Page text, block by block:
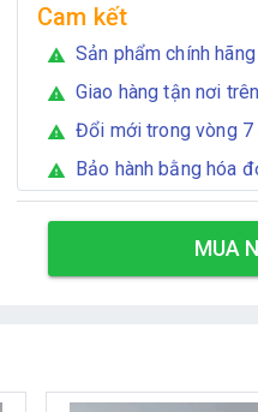
Cam kết
warning Sản phẩm chính hãng
warning Giao hàng tận nơi
warning Đổi mới trong vòng 7
warning Bảo hành bằng hóa
MUA